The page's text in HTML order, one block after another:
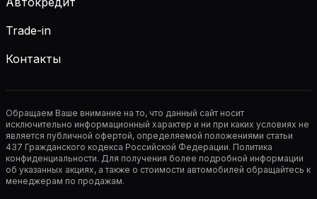
Trade-in
Контакты
Обращаем Ваше внимание на то, что данный сайт носит
исключительно информационный характер и ни при каких условиях не
является публичной офертой, определяемой положениями статьи
437 Гражданского кодекса Российской Федерации. Политика
конфиденциальности. Для получения более подробной информации
об указанных акциях, а также о стоимости автомобилей обращайтесь к
менеджерам по продажам.